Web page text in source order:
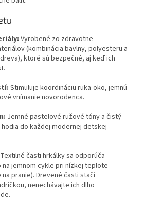
Vyrobené zo zdravotne
(kombinácia bavlny, polyesteru a
ktoré sú bezpečné, aj keď ich
Stimuluje koordináciu ruka-oko, jemnú
vnímanie novorodenca.
Jemné pastelové ružové tóny a čistý
do každej modernej detskej
Textilné časti hrkálky sa odporúča
jemnom cykle pri nízkej teplote
pranie). Drevené časti stačí
nenechávajte ich dlho